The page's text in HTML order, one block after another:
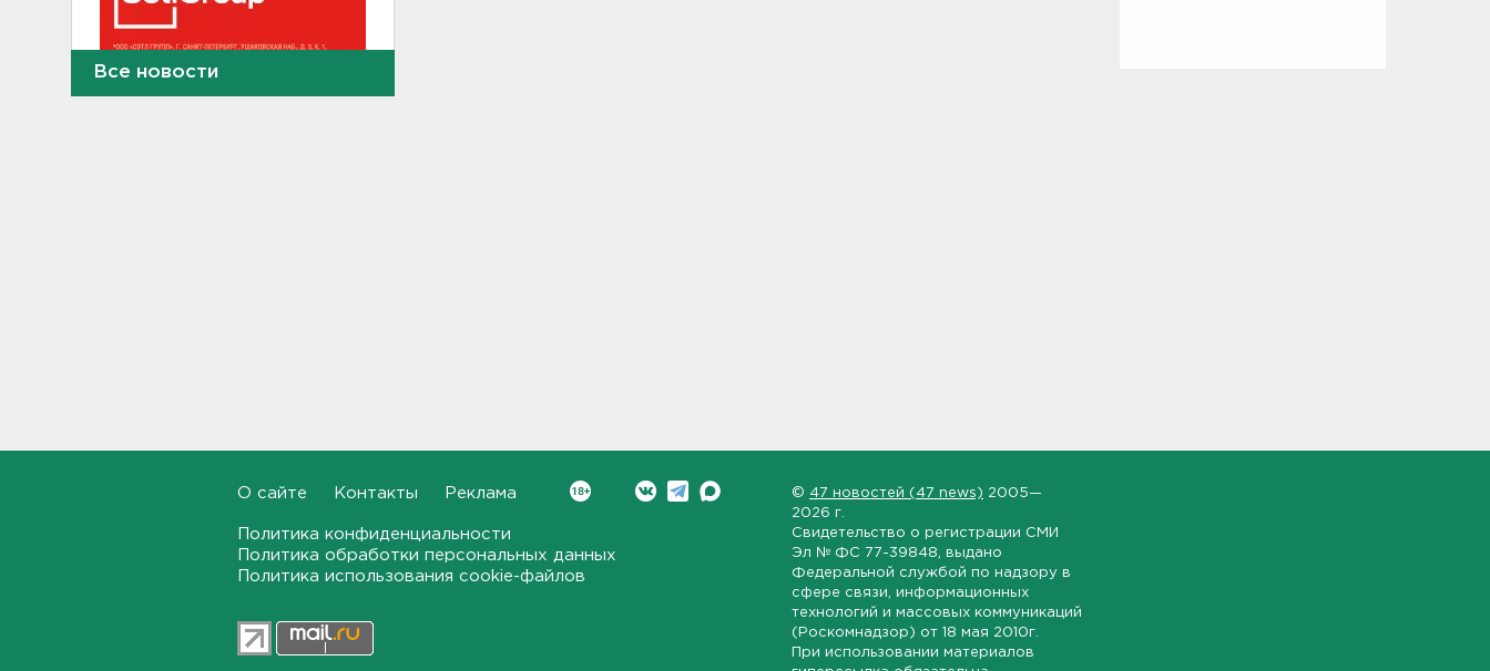
"Хотел проверить на
Соснового Бора оторвал
руку памятнику воинам
В Красном Селе избили
бригаду скорой помощи.
Агрессор задержан
Все новости
О сайте Контакты Реклама
Политика конфиденциальности
Политика обработки персональных данных
Политика использования cookie-файлов
© 47 новостей (47 news) 2005—
2026 г.
Свидетельство о регистрации СМИ
Эл № ФС 77-39848 , выдано
Федеральной службой по надзору в
сфере связи, информационных
технологий и массовых коммуникаций
(Роскомнадзор) от 18 мая 2010г.
При использовании материалов